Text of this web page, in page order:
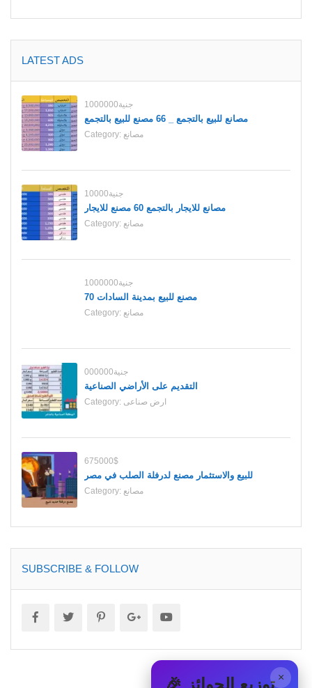
LATEST ADS
1000000جنية
مصانع للبيع بالتجمع _ 66 مصنع للبيع بالتجمع
Category: مصانع
10000جنية
مصانع للايجار بالتجمع 60 مصنع للايجار
Category: مصانع
1000000جنية
70 مصنع للبيع بمدينة السادات
Category: مصانع
000000جنية
التقديم على الأراضي الصناعية
Category: ارض صناعى
675000$
للبيع والاستثمار مصنع لدرفلة الصلب في مصر
Category: مصانع
SUBSCRIBE & FOLLOW
× 🎉 توزيع الجوائز